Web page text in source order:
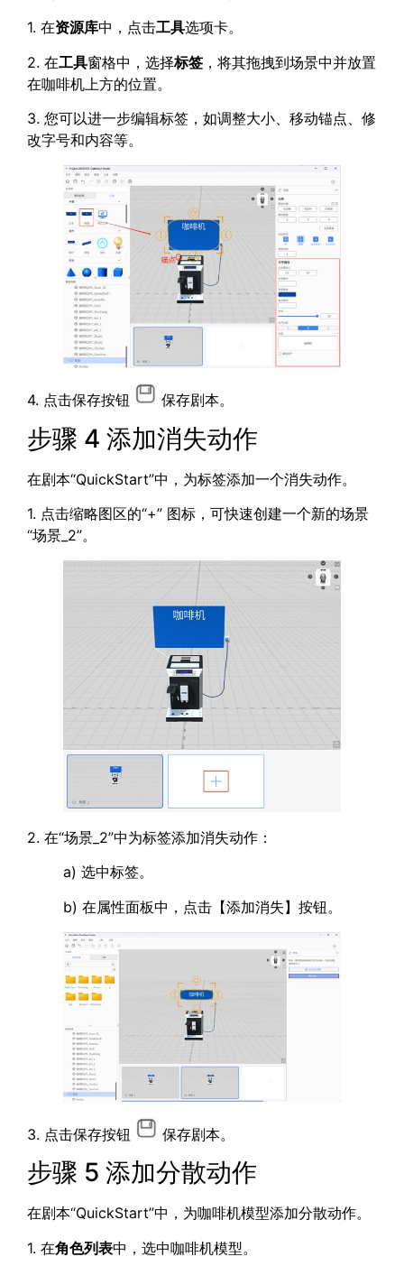
1. 在资源库中，点击工具选项卡。
2. 在工具窗格中，选择标签 ，将其拖拽到场景中并放置
在咖啡机上方的位置。
3. 您可以进一步编辑标签，如调整大小、移动锚点、修
改字号和内容等。
4. 点击保存按钮 保存剧本。
步骤 4 添加消失动作
在剧本“QuickStart”中，为标签添加一个消失动作。
1. 点击缩略图区的“+” 图标，可快速创建一个新的场景
“场景_2”。
2. 在“场景_2”中为标签添加消失动作：
a) 选中标签。
b) 在属性面板中，点击【添加消失】按钮。
3. 点击保存按钮 保存剧本。
步骤 5 添加分散动作
在剧本“QuickStart”中，为咖啡机模型添加分散动作。
1. 在角色列表中，选中咖啡机模型。